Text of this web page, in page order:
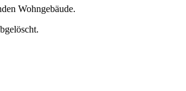
Wohngebäude.